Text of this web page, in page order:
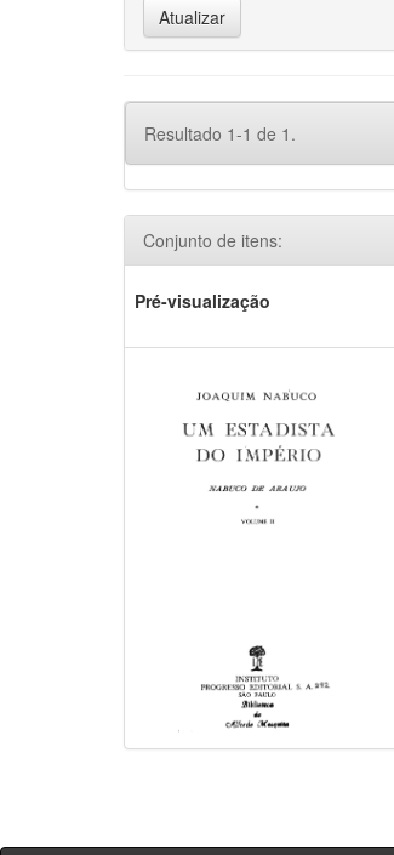
Resultado 1-1 de 1.
Conjunto de itens:
Pré-visualização